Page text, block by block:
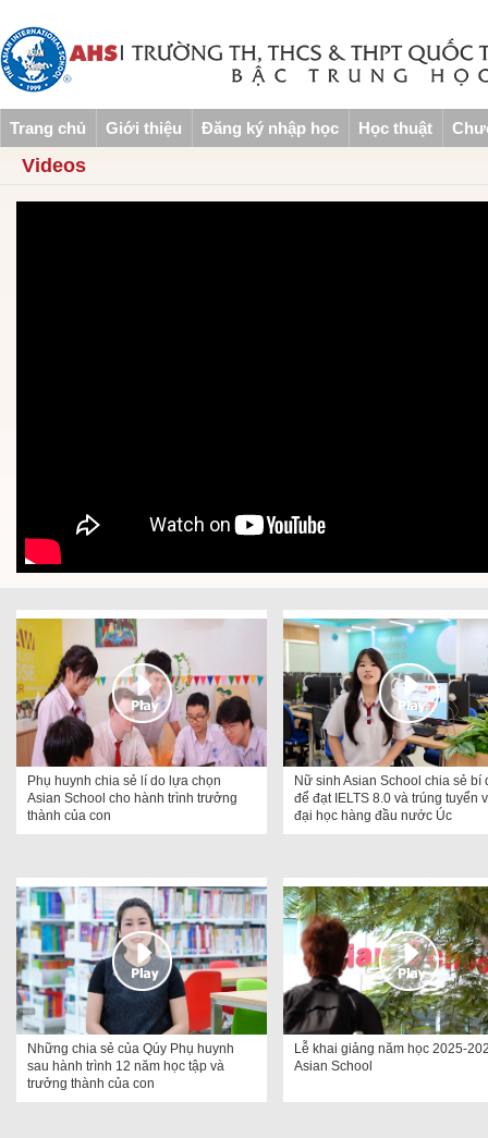
Trang chủ Giới thiệu Đăng ký nhập học Học thuật
Videos
Phụ huynh chia sẻ lí do lựa chọn
Asian School cho hành trình trưởng
thành của con
Nữ sinh Asian School chia sẻ bí
để đạt IELTS 8.0 và trúng tuyển
đại học hàng đầu nước Úc
Những chia sẻ của Qúy Phụ huynh
sau hành trình 12 năm học tập và
trưởng thành của con
Lễ khai giảng năm học 2025-
Asian School